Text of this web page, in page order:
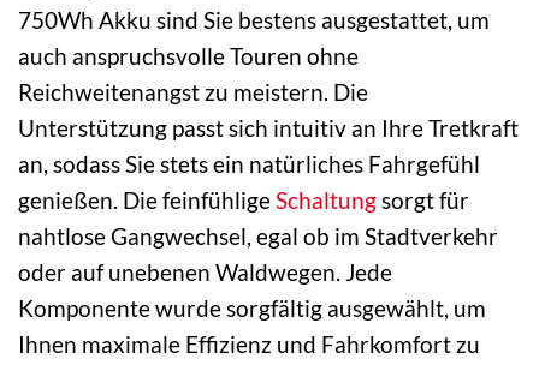
750Wh Akku sind Sie bestens ausgestattet, um
auch anspruchsvolle Touren ohne
Reichweitenangst zu meistern. Die
Unterstützung passt sich intuitiv an Ihre Tretkraft
an, sodass Sie stets ein natürliches Fahrgefühl
genießen. Die feinfühligeSchaltungsorgt für
nahtlose Gangwechsel, egal ob im Stadtverkehr
oder auf unebenen Waldwegen. Jede
Komponente wurde sorgfältig ausgewählt, um
Ihnen maximale Effizienz und Fahrkomfort zu